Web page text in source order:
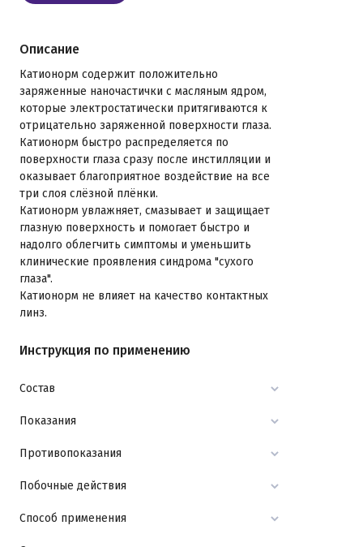
Описание
Катионорм содержит положительно
заряженные наночастички с масляным ядром,
которые электростатически притягиваются к
отрицательно заряженной поверхности глаза.
Катионорм быстро распределяется по
поверхности глаза сразу после инстилляции и
оказывает благоприятное воздействие на все
три слоя слёзной плёнки.
Катионорм увлажняет, смазывает и защищает
глазную поверхность и помогает быстро и
надолго облегчить симптомы и уменьшить
клинические проявления синдрома "сухого
глаза".
Катионорм не влияет на качество контактных
линз.
Инструкция по применению
Состав
Показания
Противопоказания
Побочные действия
Способ применения